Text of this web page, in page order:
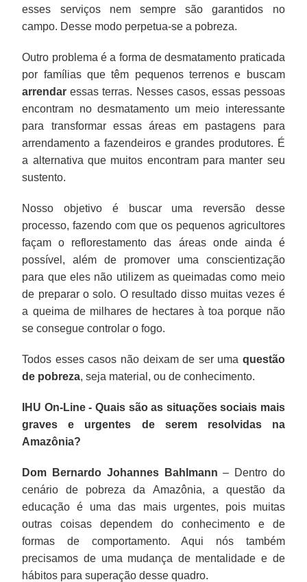
esses serviços nem sempre são garantidos no
campo. Desse modo perpetua-se a pobreza.
Outro problema é a forma de desmatamento praticada
por famílias que têm pequenos terrenos e buscam
arrendar essas terras. Nesses casos, essas pessoas
encontram no desmatamento um meio interessante
para transformar essas áreas em pastagens para
arrendamento a fazendeiros e grandes produtores. É
a alternativa que muitos encontram para manter seu
sustento.
Nosso objetivo é buscar uma reversão desse
processo, fazendo com que os pequenos agricultores
façam o reflorestamento das áreas onde ainda é
possível, além de promover uma conscientização
para que eles não utilizem as queimadas como meio
de preparar o solo. O resultado disso muitas vezes é
a queima de milhares de hectares à toa porque não
se consegue controlar o fogo.
Todos esses casos não deixam de ser uma questão
de pobreza, seja material, ou de conhecimento.
IHU On-Line - Quais são as situações sociais mais
graves e urgentes de serem resolvidas na
Amazônia?
Dom Bernardo Johannes Bahlmann – Dentro do
cenário de pobreza da Amazônia, a questão da
educação é uma das mais urgentes, pois muitas
outras coisas dependem do conhecimento e de
formas de comportamento. Aqui nós também
precisamos de uma mudança de mentalidade e de
hábitos para superação desse quadro.